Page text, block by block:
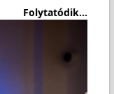
Folytatódik...